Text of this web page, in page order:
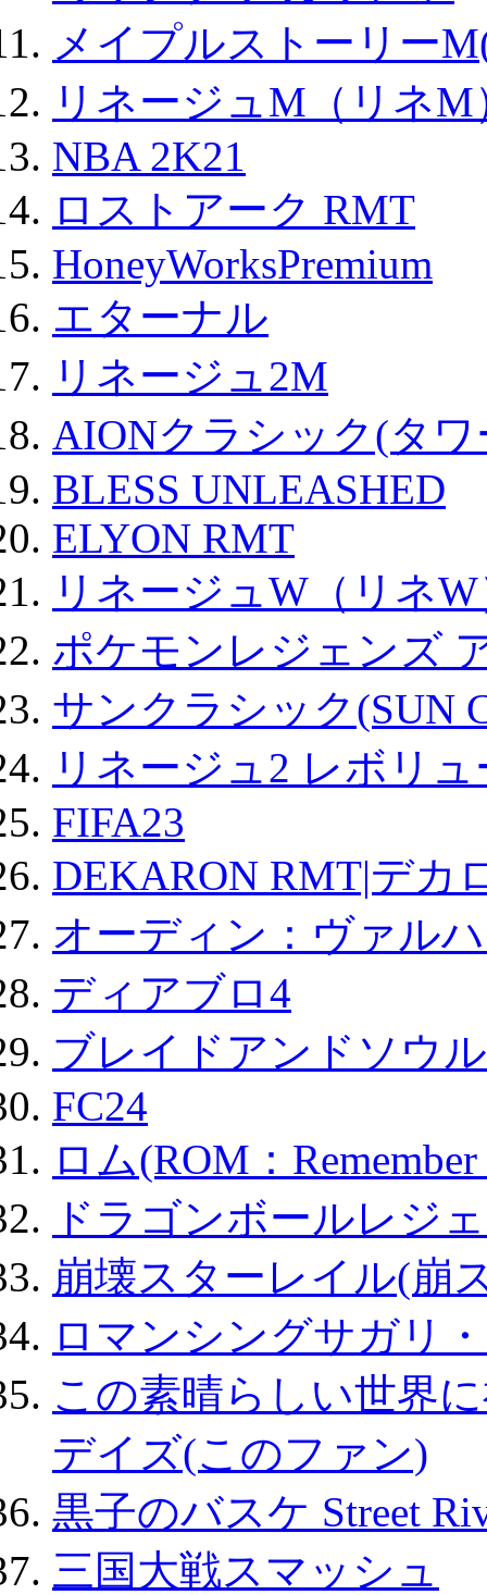
メイプルストーリー
リネージュM（リネM
NBA 2K21
ロストアーク RMT
HoneyWorksPremium
エターナル
リネージュ2M
AIONクラシック(タ
BLESS UNLEASHED
ELYON RMT
リネージュW（リネ
ポケモンレジェンズ
サンクラシック(SUN
リネージュ2 レボリ
FIFA23
DEKARON RMT|デカ
オーディン：ヴァル
ディアブロ4
ブレイドアンドソウ
FC24
ロム(ROM：
ドラゴンボールレジ
崩壊スターレイル(崩
ロマンシングサガリ
この素晴らしい世界
デイズ(このファン)
黒子のバスケ Street
三国大戦スマッシュ